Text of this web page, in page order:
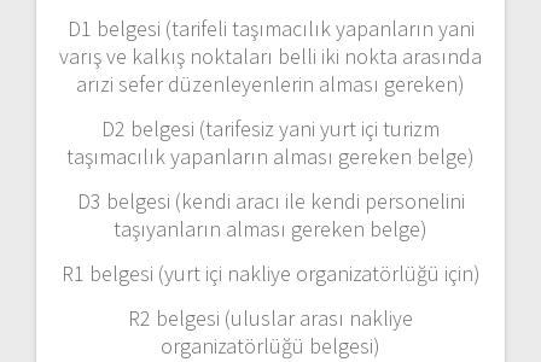
D1 belgesi (tarifeli taşımacılık yapanların yani
varış ve kalkış noktaları belli iki nokta arasında
arızi sefer düzenleyenlerin alması gereken)
D2 belgesi (tarifesiz yani yurt içi turizm
taşımacılık yapanların alması gereken belge)
D3 belgesi (kendi aracı ile kendi personelini
taşıyanların alması gereken belge)
R1 belgesi (yurt içi nakliye organizatörlüğü için)
R2 belgesi (uluslar arası nakliye
organizatörlüğü belgesi)